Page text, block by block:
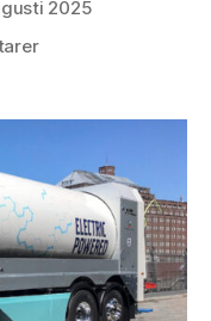
2025
till
för
lastbilar
pressar
ned
dieselanvändningen
i
Kina